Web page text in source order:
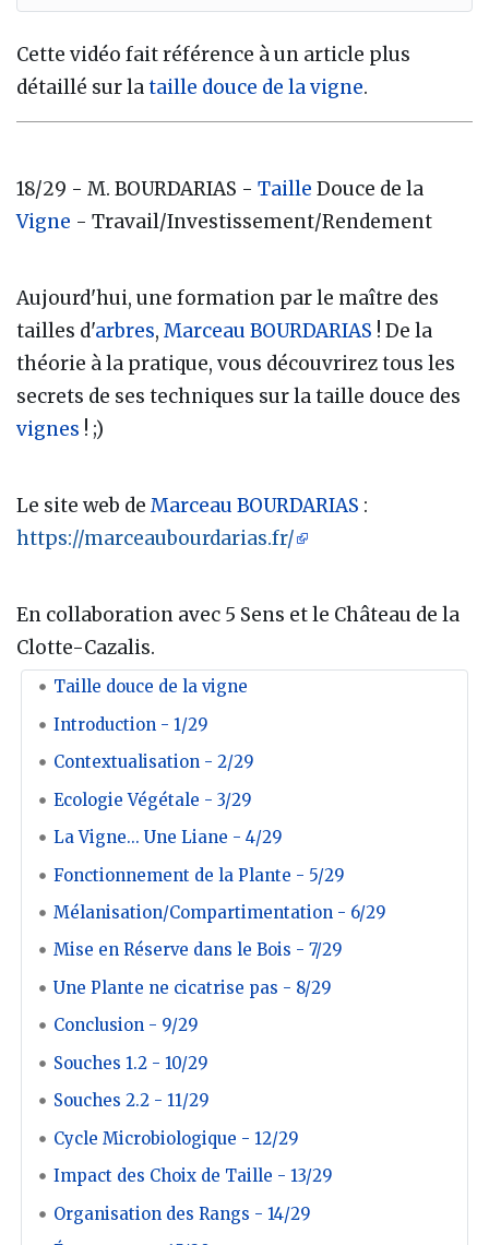
Cette vidéo fait référence à un article plus
détaillé sur lataille douce de la vigne.
18/29 - M. BOURDARIAS - Taille Douce de la
Vigne - Travail/Investissement/Rendement
Aujourd'hui, une formation par le maître des
tailles d'arbres, Marceau BOURDARIAS ! De la
théorie à la pratique, vous découvrirez tous les
secrets de ses techniques sur la taille douce des
vignes ! ;)
Le site web de Marceau BOURDARIAS :
https://marceaubourdarias.fr/
En collaboration avec 5 Sens et le Château de la
Clotte-Cazalis.
Taille douce de la vigne
Introduction - 1/29
Contextualisation - 2/29
Ecologie Végétale - 3/29
La Vigne... Une Liane - 4/29
Fonctionnement de la Plante - 5/29
Mélanisation/Compartimentation - 6/29
Mise en Réserve dans le Bois - 7/29
Une Plante ne cicatrise pas - 8/29
Conclusion - 9/29
Souches 1.2 - 10/29
Souches 2.2 - 11/29
Cycle Microbiologique - 12/29
Impact des Choix de Taille - 13/29
Organisation des Rangs - 14/29